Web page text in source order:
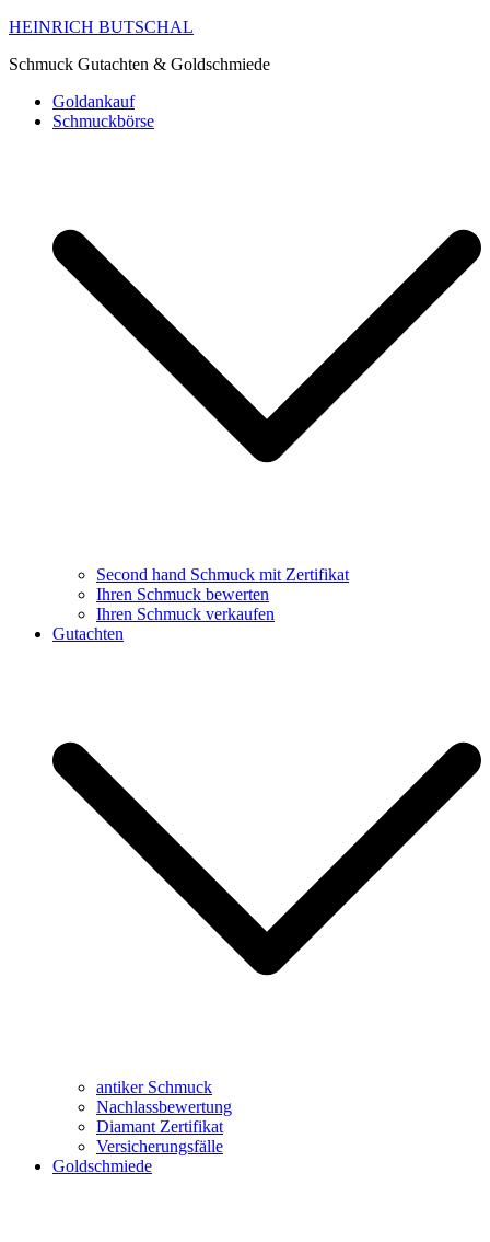
HEINRICH BUTSCHAL
Schmuck Gutachten & Goldschmiede
Goldankauf
Schmuckbörse
Second hand Schmuck mit Zertifikat
Ihren Schmuck bewerten
Ihren Schmuck verkaufen
Gutachten
antiker Schmuck
Nachlassbewertung
Diamant Zertifikat
Versicherungsfälle
Goldschmiede